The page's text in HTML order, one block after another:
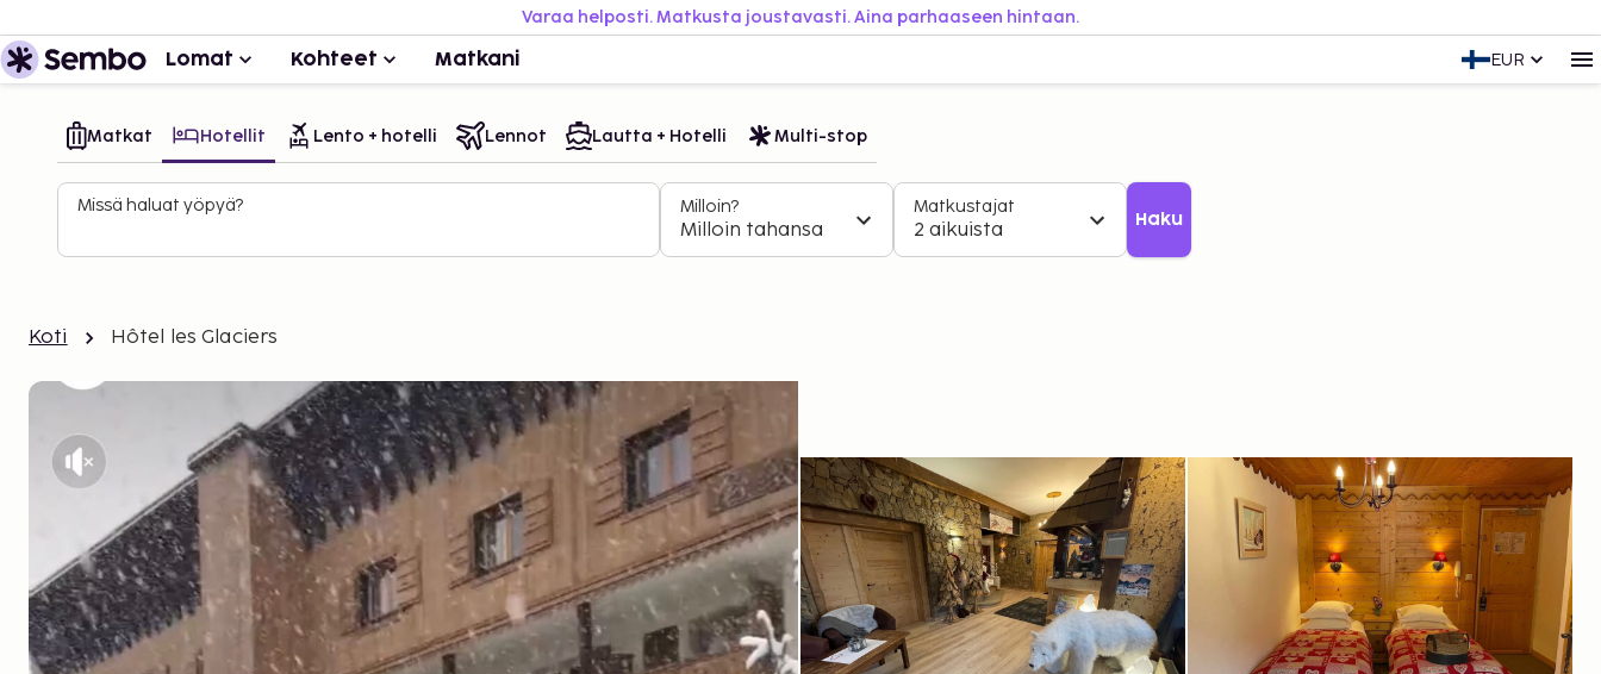
Varaa helposti. Matkusta joustavasti. Aina parhaaseen hintaan.
Lomat Kohteet Matkani EUR
Matkat Hotellit Lento + hotelli Lennot Lautta + Hotelli Multi-stop
Missä haluat yöpyä? Milloin?
Milloin tahansa
Matkustajat
2 aikuista Haku
Koti Hôtel les Glaciers